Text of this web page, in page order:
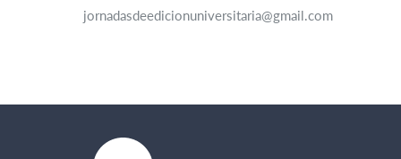
jornadasdeedicionuniversitaria@gmail.com